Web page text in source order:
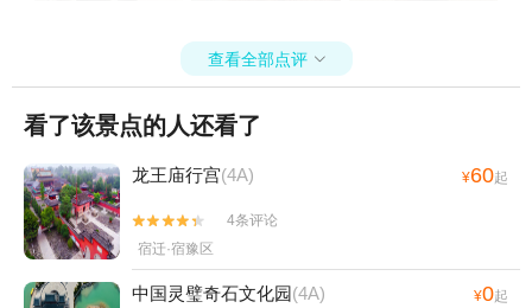
查看全部点评 
看了该景点的人还看了
龙王庙行宫(4A) ¥60起


4条评论
宿迁·宿豫区
中国灵璧奇石文化园(4A) ¥0起